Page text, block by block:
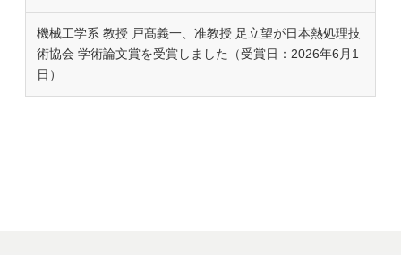
機械工学系 教授 戸髙義一、准教授 足立望が日本熱処理技
術協会 学術論文賞を受賞しました（受賞日：2026年6月1
日）